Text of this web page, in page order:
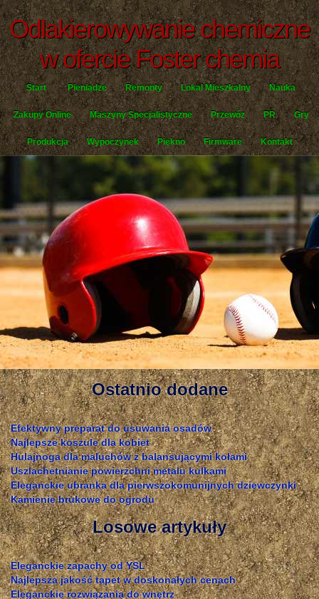
Odlakierowywanie chemiczne
w ofercie Foster chemia
Start Pieniądze Remonty Lokal Mieszkalny Nauka
Zakupy Online Maszyny Specjalistyczne Przewóz PR Gry
Produkcja Wypoczynek Piękno Firmware Kontakt
Ostatnio dodane
Efektywny preparat do usuwania osadów
Najlepsze koszule dla kobiet
Hulajnoga dla maluchów z balansującymi kołami
Uszlachetnianie powierzchni metalu kulkami
Eleganckie ubranka dla pierwszokomunijnych dziewczynki
Kamienie brukowe do ogrodu
Losowe artykuły
Eleganckie zapachy od YSL
Najlepsza jakość tapet w doskonałych cenach
Eleganckie rozwiązania do wnętrz